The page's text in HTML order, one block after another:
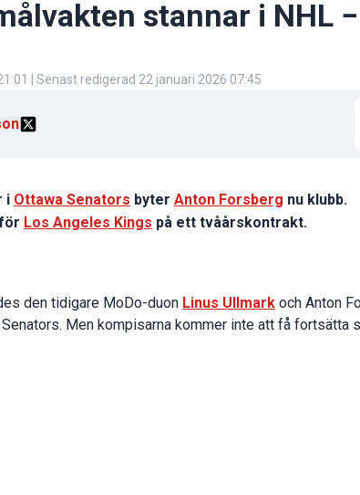
stannar i NHL
| Senast redigerad 22 januari 2026 07:45
i Ottawa Senators byter Anton Forsberg nu klubb.
Los Angeles Kings på ett tvåårskontrakt.
den tidigare MoDo-duon Linus Ullmark och Anton
Men kompisarna kommer inte att få fortsätta